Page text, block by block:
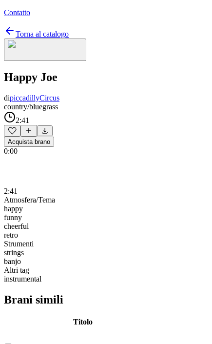
Contatto
Torna al catalogo
Happy Joe
dipiccadillyCircus
country/bluegrass
2:41
Acquista brano
0:00
2:41
Atmosfera/Tema
happy
funny
cheerful
retro
Strumenti
strings
banjo
Altri tag
instrumental
Brani simili
Titolo